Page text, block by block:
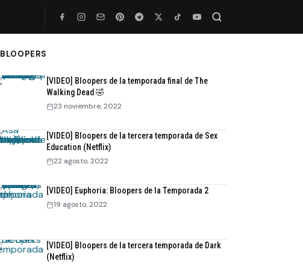
BLOOPERS
[VIDEO] Bloopers de la temporada final de The
Walking Dead 🤣
23 noviembre, 2022
[VIDEO] Bloopers de la tercera temporada de Sex
Education (Netflix)
22 agosto, 2022
[VIDEO] Euphoria: Bloopers de la Temporada 2
19 agosto, 2022
[VIDEO] Bloopers de la tercera temporada de Dark
(Netflix)